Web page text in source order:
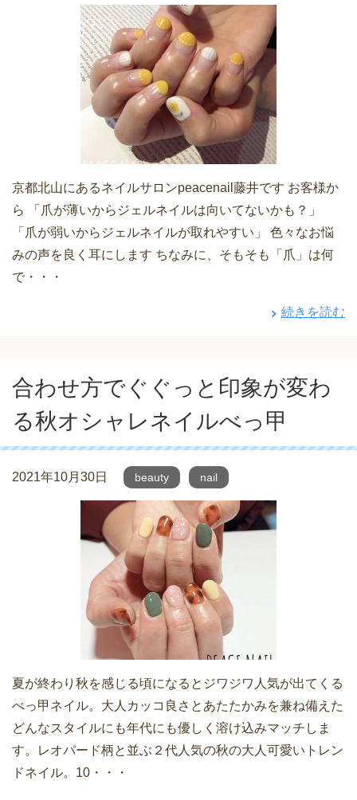
京都北山にあるネイルサロンpeacenail藤井です お客様か
ら 「爪が薄いからジェルネイルは向いてないかも？」
「爪が弱いからジェルネイルが取れやすい」 色々なお悩
みの声を良く耳にします ちなみに、そもそも「爪」は何
で・・・
続きを読む
合わせ方でぐぐっと印象が変わ
る秋オシャレネイルべっ甲
2021年10月30日 beauty nail
夏が終わり秋を感じる頃になるとジワジワ人気が出てくる
べっ甲ネイル。大人カッコ良さとあたたかみを兼ね備えた
どんなスタイルにも年代にも優しく溶け込みマッチしま
す。レオパード柄と並ぶ２代人気の秋の大人可愛いトレン
ドネイル。10・・・